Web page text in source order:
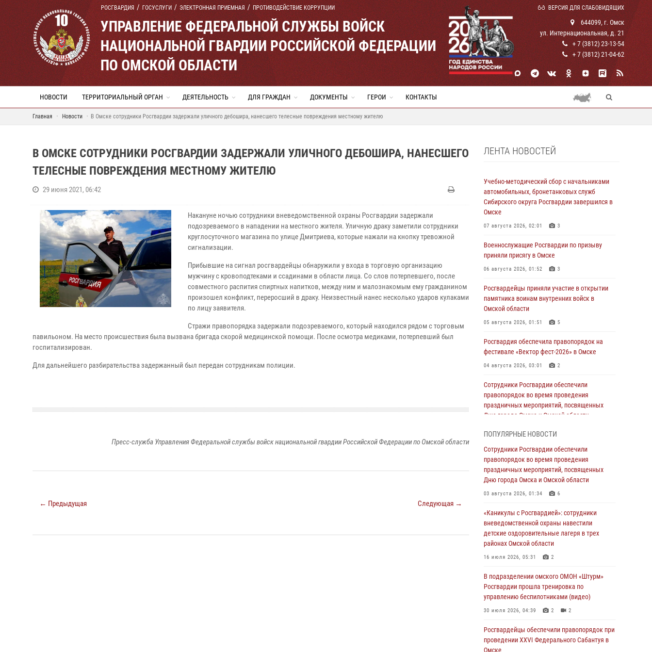
РОСГВАРДИЯ ГОСУСЛУГИ ЭЛЕКТРОННАЯ ПРИЕМНАЯ ПРОТИВОДЕЙСТВИЕ КОРРУПЦИИ ВЕРСИЯ ДЛЯ СЛАБОВИДЯЩИХ
УПРАВЛЕНИЕ ФЕДЕРАЛЬНОЙ СЛУЖБЫ ВОЙСК
НАЦИОНАЛЬНОЙ ГВАРДИИ РОССИЙСКОЙ ФЕДЕРАЦИИ
ПО ОМСКОЙ ОБЛАСТИ
644099, г. Омск
ул. Интернациональная, д. 21
+ 7 (3812) 23-13-54
+ 7 (3812) 21-04-62
НОВОСТИ ТЕРРИТОРИАЛЬНЫЙ ОРГАН ДЕЯТЕЛЬНОСТЬ ДЛЯ ГРАЖДАН ДОКУМЕНТЫ ГЕРОИ КОНТАКТЫ
Главная Новости В Омске сотрудники Росгвардии задержали уличного дебошира, нанесшего телесные повреждения местному жителю
В ОМСКЕ СОТРУДНИКИ РОСГВАРДИИ ЗАДЕРЖАЛИ УЛИЧНОГО ДЕБОШИРА, НАНЕСШЕГО
ТЕЛЕСНЫЕ ПОВРЕЖДЕНИЯ МЕСТНОМУ ЖИТЕЛЮ
29 июня 2021, 06:42
Накануне ночью сотрудники вневедомственной охраны Росгвардии задержали
подозреваемого в нападении на местного жителя. Уличную драку заметили сотрудники
круглосуточного магазина по улице Дмитриева, которые нажали на кнопку тревожной
сигнализации.
Прибывшие на сигнал росгвардейцы обнаружили у входа в торговую организацию
мужчину с кровоподтеками и ссадинами в области лица. Со слов потерпевшего, после
совместного распития спиртных напитков, между ним и малознакомым ему гражданином
произошел конфликт, переросший в драку. Неизвестный нанес несколько ударов кулаками
по лицу заявителя.
Стражи правопорядка задержали подозреваемого, который находился рядом с торговым
павильоном. На место происшествия была вызвана бригада скорой медицинской помощи. После осмотра медиками, потерпевший был
госпитализирован.
Для дальнейшего разбирательства задержанный был передан сотрудникам полиции.
Пресс-служба Управления Федеральной службы войск национальной гвардии Российской Федерации по Омской области
← Предыдущая Следующая →
ЛЕНТА НОВОСТЕЙ
Учебно-методический сбор с начальниками
автомобильных, бронетанковых служб
Сибирского округа Росгвардии завершился в
Омске
07 августа 2026, 02:01 3
Военнослужащие Росгвардии по призыву
приняли присягу в Омске
06 августа 2026, 01:52 3
Росгвардейцы приняли участие в открытии
памятника воинам внутренних войск в
Омской области
05 августа 2026, 01:51 5
Росгвардия обеспечила правопорядок на
фестивале «Вектор фест-2026» в Омске
04 августа 2026, 03:01 2
Сотрудники Росгвардии обеспечили
правопорядок во время проведения
праздничных мероприятий, посвященных
Дню города Омска и Омской области
Всероссийская акция «Каникулы с
Росгвардией» продолжается в Омской
области
31 июля 2026, 09:22 1
Росгвардии прошла тренировка по
управлению беспилотниками (видео)
30 июля 2026, 04:39 2 2
Росгвардия обеспечила безопасность
Победы» в Омске
29 июля 2026, 01:49 2
Росгвардейцы приняли участие в крестном
28 июля 2026, 01:44 6
ПОПУЛЯРНЫЕ НОВОСТИ
Сотрудники Росгвардии обеспечили
правопорядок во время проведения
праздничных мероприятий, посвященных
Дню города Омска и Омской области
03 августа 2026, 01:34 6
«Каникулы с Росгвардией»: сотрудники
вневедомственной охраны навестили
детские оздоровительные лагеря в трех
районах Омской области
16 июля 2026, 05:31 2
В подразделении омского ОМОН «Штурм»
Росгвардии прошла тренировка по
управлению беспилотниками (видео)
30 июля 2026, 04:39 2 2
Росгвардейцы обеcпечили правопорядок при
проведении XXVI Федерального Сабантуя в
Омске